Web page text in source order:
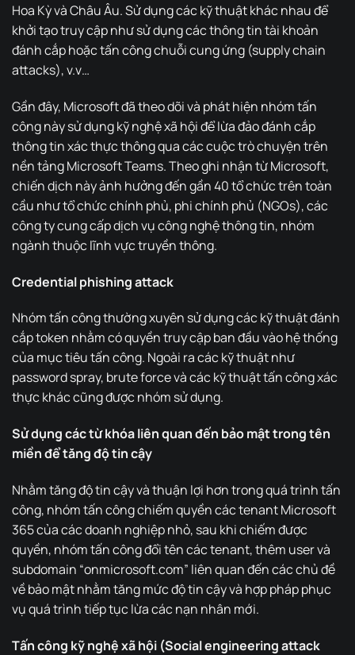
Hoa Kỳ và Châu Âu. Sử dụng các kỹ thuật khác nhau để
khởi tạo truy cập như sử dụng các thông tin tài khoản
đánh cắp hoặc tấn công chuỗi cung ứng (supply chain
attacks), v.v…
Gần đây, Microsoft đã theo dõi và phát hiện nhóm tấn
công này sử dụng kỹ nghệ xã hội để lừa đảo đánh cắp
thông tin xác thực thông qua các cuộc trò chuyện trên
nền tảng Microsoft Teams. Theo ghi nhận từ Microsoft,
chiến dịch này ảnh hưởng đến gần 40 tổ chức trên toàn
cầu như tổ chức chính phủ, phi chính phủ (NGOs), các
công ty cung cấp dịch vụ công nghệ thông tin, nhóm
ngành thuộc lĩnh vực truyền thông.
Credential phishing attack
Nhóm tấn công thường xuyên sử dụng các kỹ thuật đánh
cắp token nhằm có quyền truy cập ban đầu vào hệ thống
của mục tiêu tấn công. Ngoài ra các kỹ thuật như
password spray, brute force và các kỹ thuật tấn công xác
thực khác cũng được nhóm sử dụng.
Sử dụng các từ khóa liên quan đến bảo mật trong tên
miền để tăng độ tin cậy
Nhằm tăng độ tin cậy và thuận lợi hơn trong quá trình tấn
công, nhóm tấn công chiếm quyền các tenant Microsoft
365 của các doanh nghiệp nhỏ, sau khi chiếm được
quyền, nhóm tấn công đổi tên các tenant, thêm user và
subdomain “onmicrosoft.com” liên quan đến các chủ đề
về bảo mật nhằm tăng mức độ tin cậy và hợp pháp phục
vụ quá trình tiếp tục lừa các nạn nhân mới.
Tấn công kỹ nghệ xã hội (Social engineering attack